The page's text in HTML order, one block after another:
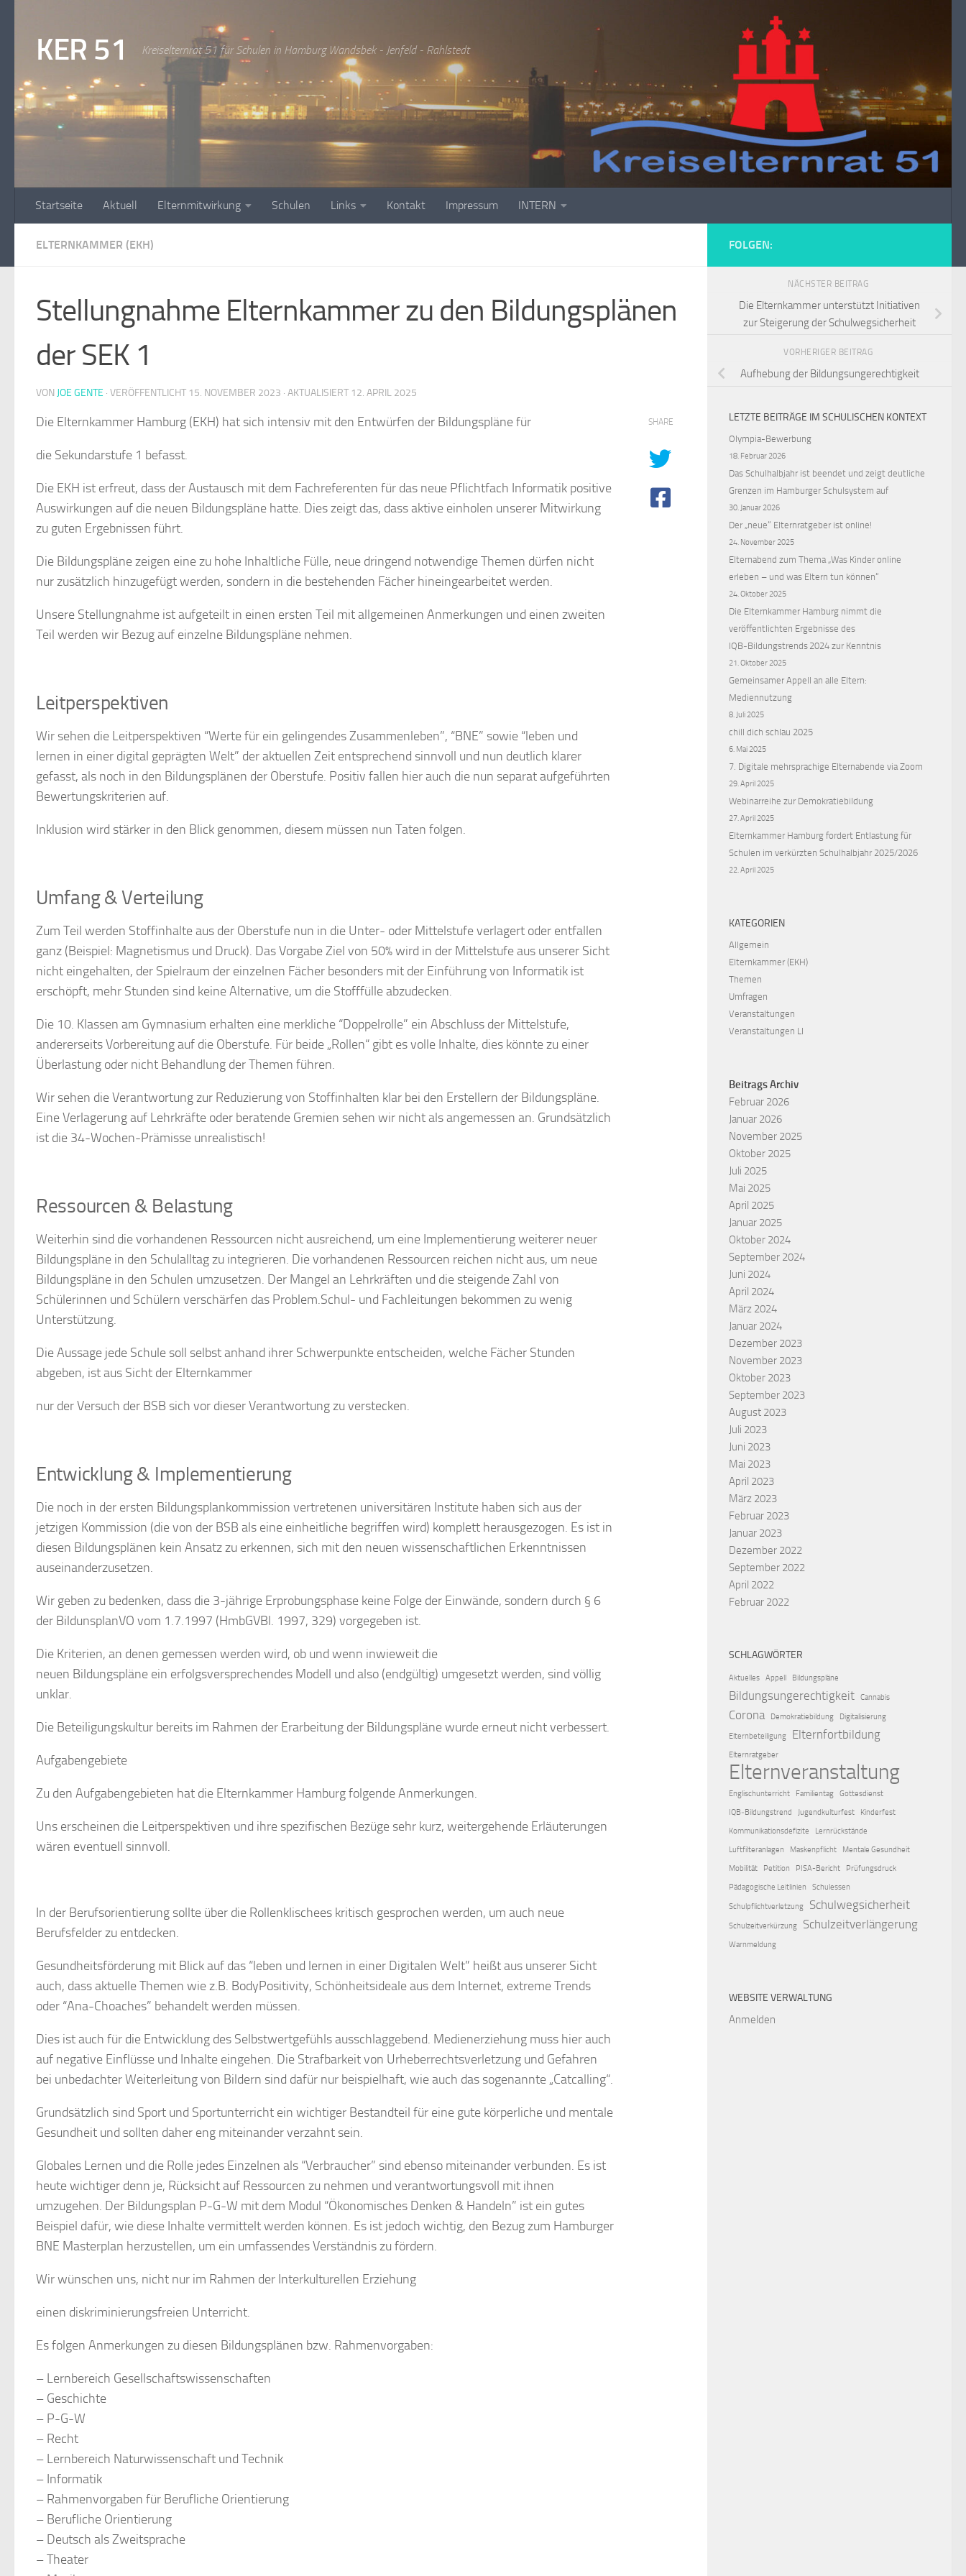
KER 51 Kreiselternrat 51 für Schulen in Hamburg Wandsbek - Jenfeld - Rahlstedt
Startseite Aktuell Elternmitwirkung Schulen Links Kontakt Impressum INTERN
ELTERNKAMMER (EKH)
Stellungnahme Elternkammer zu den Bildungsplänen
der SEK 1
VON JOE GENTE · VERÖFFENTLICHT 15. NOVEMBER 2023 · AKTUALISIERT 12. APRIL 2025
Die Elternkammer Hamburg (EKH) hat sich intensiv mit den Entwürfen der Bildungsplänefür
die Sekundarstufe 1 befasst.
Die EKH ist erfreut, dass der Austausch mit dem Fachreferenten für das neue Pflichtfach Informatik positive
Auswirkungen auf die neuen Bildungspläne hatte. Dies zeigt das, dass aktive einholen unserer Mitwirkung
zu guten Ergebnissen führt.
Die Bildungspläne zeigen eine zu hohe Inhaltliche Fülle, neue dringend notwendige Themen dürfen nicht
nur zusätzlich hinzugefügt werden, sondern in die bestehenden Fächer hineingearbeitet werden.
Unsere Stellungnahme ist aufgeteilt in einen ersten Teil mit allgemeinen Anmerkungen und einen zweiten
Teil werden wir Bezug auf einzelne Bildungspläne nehmen.
Leitperspektiven
Wir sehen die Leitperspektiven “Wertefür ein gelingendesZusammenleben”, “BNE” sowie “leben und
lernen in einer digital geprägten Welt” deraktuellen Zeit entsprechend sinnvoll und nun deutlich klarer
gefasst, als noch in den Bildungsplänen der Oberstufe. Positiv fallen hier auch die nun separat aufgeführten
Bewertungskriterien auf.
Inklusion wird stärker in den Blick genommen, diesem müssen nun Taten folgen.
Umfang &Verteilung
Zum Teil werden Stoffinhalte aus der Oberstufe nun in die Unter- oder Mittelstufe verlagert oder entfallen
ganz (Beispiel: Magnetismus und Druck). Das Vorgabe Ziel von 50% wird in der Mittelstufe aus unserer Sicht
nicht eingehalten, der Spielraum der einzelnen Fächer besonders mit der Einführung von Informatik ist
erschöpft, mehr Stunden sind keine Alternative, um die Stofffülleabzudecken.
Die 10. Klassen am Gymnasium erhalten eine merkliche “Doppelrolle” ein Abschluss der Mittelstufe,
andererseits Vorbereitung auf die Oberstufe. Für beide „Rollen“ gibt es volle Inhalte, dies könnte zu einer
Überlastung oder nicht Behandlung der Themen führen.
Wir sehen die Verantwortung zur Reduzierung von Stoffinhalten klar bei den Erstellern der Bildungspläne.
Eine Verlagerung auf Lehrkräfte oder beratende Gremien sehen wir nicht als angemessen an. Grundsätzlich
ist die 34-Wochen-Prämisse unrealistisch!
Ressourcen & Belastung
Weiterhin sind die vorhandenen Ressourcen nicht ausreichend, um eine Implementierung weiterer neuer
Bildungspläne in den Schulalltag zu integrieren. Die vorhandenen Ressourcen reichen nicht aus, um neue
Bildungspläne in den Schulen umzusetzen. Der Mangel an Lehrkräften und die steigende Zahl von
Schülerinnen und Schülern verschärfen das Problem.Schul- und Fachleitungen bekommen zu wenig
Unterstützung.
DieAussage jede Schule soll selbstanhand ihrer Schwerpunkte entscheiden, welche Fächer Stunden
abgeben, ist aus Sicht der Elternkammer
nur derVersuch der BSB sich vor dieserVerantwortung zu verstecken.
Entwicklung & Implementierung
Die noch in der ersten Bildungsplankommission vertretenen universitären Institute haben sich aus der
jetzigen Kommission (die von der BSB als eine einheitliche begriffen wird) komplett herausgezogen. Es ist in
diesen Bildungsplänen kein Ansatz zu erkennen, sich mit den neuen wissenschaftlichen Erkenntnissen
auseinanderzusetzen.
Wir geben zu bedenken, dass die 3-jährige Erprobungsphase keine Folge der Einwände, sondern durch § 6
der BildunsplanVO vom 1.7.1997 (HmbGVBl. 1997, 329) vorgegeben ist.
Die Kriterien, an denen gemessen werden wird, ob und wenn inwieweit die
neuen Bildungspläne ein erfolgsversprechendes Modell und also (endgültig) umgesetzt werden, sind völlig
unklar.
Die Beteiligungskultur bereits im Rahmen der Erarbeitung der Bildungspläne wurde erneut nichtverbessert.
Aufgabengebiete
Zu den Aufgabengebieten hat die Elternkammer HamburgfolgendeAnmerkungen.
Uns erscheinen die Leitperspektiven und ihre spezifischen Bezüge sehr kurz, weitergehende Erläuterungen
wären eventuell sinnvoll.
In der Berufsorientierung sollte über die Rollenklischees kritisch gesprochen werden, um auch neue
Berufsfelder zu entdecken.
Gesundheitsförderung mit Blick auf das “leben und lernen in einer Digitalen Welt” heißt aus unserer Sicht
auch, dass aktuelle Themen wie z.B. BodyPositivity, Schönheitsideale aus dem Internet, extreme Trends
oder “Ana-Choaches” behandelt werden müssen.
Dies ist auch für die Entwicklung des Selbstwertgefühls ausschlaggebend. Medienerziehung muss hier auch
auf negative Einflüsse und Inhalte eingehen. Die Strafbarkeitvon Urheberrechtsverletzung und Gefahren
bei unbedachter Weiterleitung von Bildern sind dafür nur beispielhaft, wie auch das sogenannte „Catcalling“.
Grundsätzlich sind Sport und Sportunterricht ein wichtiger Bestandteil für eine gute körperliche und mentale
Gesundheit und sollten daher eng miteinander verzahnt sein.
Globales Lernen und die Rolle jedes Einzelnen als “Verbraucher” sind ebenso miteinander verbunden. Es ist
heute wichtiger denn je, Rücksicht auf Ressourcen zu nehmen und verantwortungsvoll mit ihnen
umzugehen. Der Bildungsplan P-G-W mit dem Modul “Ökonomisches Denken & Handeln” ist ein gutes
Beispiel dafür, wie diese Inhalte vermittelt werden können. Es ist jedoch wichtig, den Bezug zum Hamburger
BNE Masterplan herzustellen, um ein umfassendes Verständnis zu fördern.
Wirwünschen uns, nicht nur im Rahmen der Interkulturellen Erziehung
einen diskriminierungsfreien Unterricht.
Esfolgen Anmerkungen zu diesen Bildungsplänen bzw. Rahmenvorgaben:
– Lernbereich Gesellschaftswissenschaften
– Geschichte
– P-G-W
– Recht
– Lernbereich Naturwissenschaft und Technik
– Informatik
– Rahmenvorgaben für Berufliche Orientierung
– Berufliche Orientierung
– Deutsch alsZweitsprache
–Theater
SHARE
FOLGEN:
NÄCHSTER BEITRAG
Die Elternkammer unterstützt Initiativen
zur Steigerung der Schulwegsicherheit
VORHERIGER BEITRAG
Aufhebung der Bildungsungerechtigkeit
LETZTE BEITRÄGE IM SCHULISCHEN KONTEXT
Olympia-Bewerbung
18. Februar 2026
Das Schulhalbjahr ist beendet und zeigt deutliche
Grenzen im Hamburger Schulsystem auf
30. Januar 2026
Der „neue“ Elternratgeber ist online!
24. November 2025
Elternabend zum Thema „Was Kinder online
erleben – und was Eltern tun können“
24. Oktober 2025
Die Elternkammer Hamburg nimmt die
veröffentlichten Ergebnisse des
IQB‑Bildungstrends 2024 zur Kenntnis
21. Oktober 2025
Gemeinsamer Appell an alle Eltern:
Mediennutzung
8. Juli 2025
chill dich schlau 2025
6. Mai 2025
7. Digitale mehrsprachige Elternabende via Zoom
29. April 2025
Webinarreihe zur Demokratiebildung
27. April 2025
Elternkammer Hamburg fordert Entlastung für
Schulen im verkürzten Schulhalbjahr 2025/2026
22. April 2025
KATEGORIEN
Allgemein
Elternkammer (EKH)
Themen
Umfragen
Veranstaltungen
Veranstaltungen LI
Beitrags Archiv
Februar 2026
Januar 2026
November 2025
Oktober 2025
Juli 2025
Mai 2025
April 2025
Januar 2025
Oktober 2024
September 2024
Juni 2024
April 2024
März 2024
Januar 2024
Dezember 2023
November 2023
Oktober 2023
September 2023
August 2023
Juli 2023
Juni 2023
Mai 2023
April 2023
März 2023
Februar 2023
Januar 2023
Dezember 2022
September 2022
April 2022
Februar 2022
SCHLAGWÖRTER
Aktuelles Appell Bildungspläne
Bildungsungerechtigkeit Cannabis
Corona Demokratiebildung Digitalisierung
Elternbeteiligung Elternfortbildung
Elternratgeber
Elternveranstaltung
Englischunterricht Familientag
Gottesdienst
IQB‑Bildungstrend
Jugendkulturfest
Kinderfest
Kommunikationsdefizite
Lernrückstände
Luftfilteranlagen
Maskenpflicht
Mentale Gesundheit
Mobilität
Petition PISA-Bericht
Prüfungsdruck
Pädagogische Leitlinien
Schulessen
Schulpflichtverletzung Schulwegsicherheit
Schulzeitverkürzung Schulzeitverlängerung
Warnmeldung
WEBSITE VERWALTUNG
Anmelden